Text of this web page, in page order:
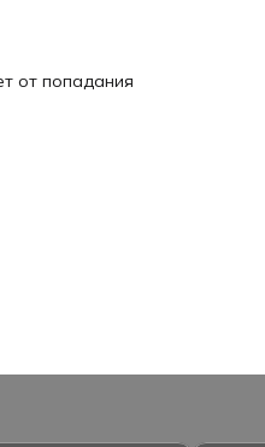
от попадания